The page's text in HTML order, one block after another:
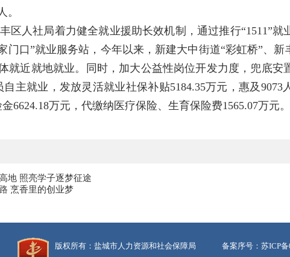
。
区人社局着力健全就业援助长效机制，通过推行“1511”就
门口”就业服务站，今年以来，新建大中街道“彩虹桥”、新
就近就地就业。同时，加大公益性岗位开发力度，兜底安
主就业，发放灵活就业社保补贴5184.35万元，惠及9073
6624.18万元，代缴纳医疗保险、生育保险费1565.07万元。
地 照亮学子逐梦征途
烹香里的创业梦
版权所有：盐城市人力资源和社会保障局 备案序号：苏ICP